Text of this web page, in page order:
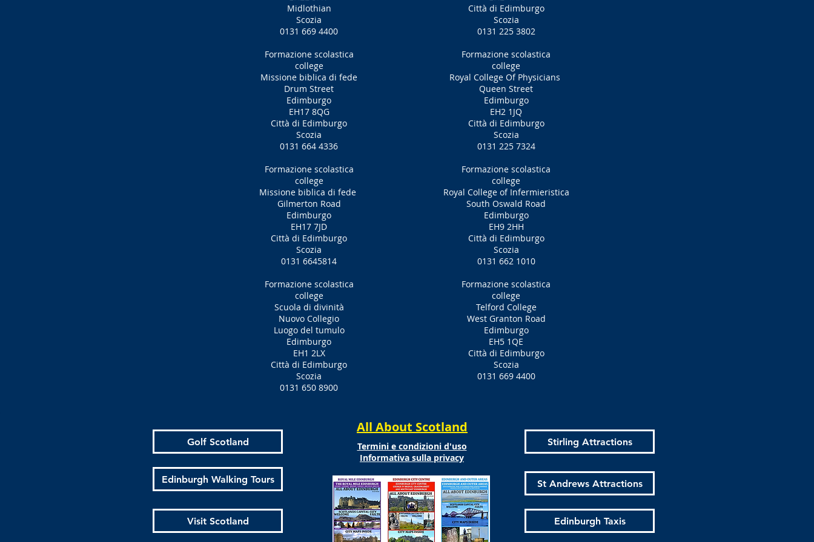
Midlothian
Scozia
0131 669 4400
Formazione scolastica
college
Missione biblica di fede
Drum Street
Edimburgo
EH17 8QG
Città di Edimburgo
Scozia
0131 664 4336
Formazione scolastica
college
Missione biblica di fede
Gilmerton Road
Edimburgo
EH17 7JD
Città di Edimburgo
Scozia
0131 6645814
Formazione scolastica
college
Scuola di divinità
Nuovo Collegio
Luogo del tumulo
Edimburgo
EH1 2LX
Città di Edimburgo
Scozia
0131 650 8900
Città di Edimburgo
Scozia
0131 225 3802
Formazione scolastica
college
Royal College Of Physicians
Queen Street
Edimburgo
EH2 1JQ
Città di Edimburgo
Scozia
0131 225 7324
Formazione scolastica
college
Royal College of Infermieristica
South Oswald Road
Edimburgo
EH9 2HH
Città di Edimburgo
Scozia
0131 662 1010
Formazione scolastica
college
Telford College
West Granton Road
Edimburgo
EH5 1QE
Città di Edimburgo
Scozia
0131 669 4400
Golf Scotland
Edinburgh Walking Tours
Visit Scotland
All About Scotland
Termini e condizioni d'uso
Informativa sulla privacy
Stirling Attractions
St Andrews Attractions
Edinburgh Taxis